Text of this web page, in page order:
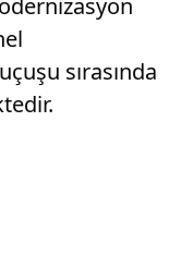
sırasında